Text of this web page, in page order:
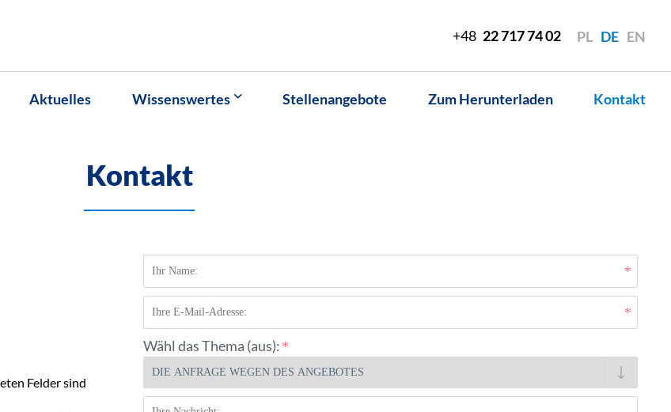
+48 22 717 74 02 PL DE EN
Aktuelles Wissenswertes Stellenangebote Zum Herunterladen Kontakt
Kontakt
Felder sind
Wähl das Thema (aus):